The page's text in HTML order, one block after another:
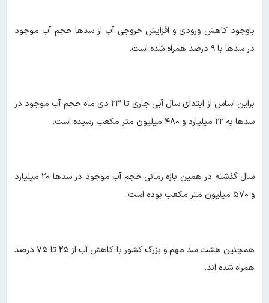
باوجود کاهش ورودی و افزایش خروجی آب از سدها حجم آب موجود
در سدها با ۹ درصد همراه شده است.
براین اساس از ابتدای سال آبی جاری تا ۲۳ دی ماه حجم آب موجود در
سدها به ۲۲ میلیارد و ۴۸۰ میلیون متر مکعب رسیده است.
سال گذشته در همین بازه زمانی حجم آب موجود در سدها ۲۰ میلیارد
و ۵۷۰ میلیون متر مکعب بوده است.
همچنین هشت سد مهم و بزرگ کشور با کاهش آب از ۲۵ تا ۷۵ درصد
همراه شده اند.